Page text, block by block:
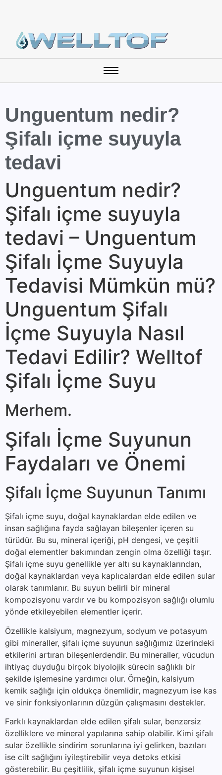
Unguentum nedir?
Şifalı içme suyuyla
tedavi
Unguentum nedir?
Şifalı içme suyuyla
tedavi – Unguentum
Şifalı İçme Suyuyla
Tedavisi Mümkün mü?
Unguentum Şifalı
İçme Suyuyla Nasıl
Tedavi Edilir? Welltof
Şifalı İçme Suyu
Merhem.
Şifalı İçme Suyunun
Faydaları ve Önemi
Şifalı İçme Suyunun Tanımı
Şifalı içme suyu, doğal kaynaklardan elde edilen ve
insan sağlığına fayda sağlayan bileşenler içeren su
türüdür. Bu su, mineral içeriği, pH dengesi, ve çeşitli
doğal elementler bakımından zengin olma özelliği taşır.
Şifalı içme suyu genellikle yer altı su kaynaklarından,
doğal kaynaklardan veya kaplıcalardan elde edilen sular
olarak tanımlanır. Bu suyun belirli bir mineral
kompozisyonu vardır ve bu kompozisyon sağlığı olumlu
yönde etkileyebilen elementler içerir.
Özellikle kalsiyum, magnezyum, sodyum ve potasyum
gibi mineraller, şifalı içme suyunun sağlığımız üzerindeki
etkilerini artıran bileşenlerdendir. Bu mineraller, vücudun
ihtiyaç duyduğu birçok biyolojik sürecin sağlıklı bir
şekilde işlemesine yardımcı olur. Örneğin, kalsiyum
kemik sağlığı için oldukça önemlidir, magnezyum ise kas
ve sinir fonksiyonlarının düzgün çalışmasını destekler.
Farklı kaynaklardan elde edilen şifalı sular, benzersiz
özelliklere ve mineral yapılarına sahip olabilir. Kimi şifalı
sular özellikle sindirim sorunlarına iyi gelirken, bazıları
ise cilt sağlığını iyileştirebilir veya detoks etkisi
gösterebilir. Bu çeşitlilik, şifalı içme suyunun kişisel